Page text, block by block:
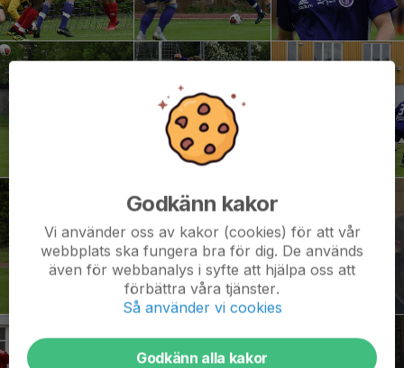
Godkänn kakor
Vi använder oss av kakor (cookies) för att vår
webbplats ska fungera bra för dig. De används
även för webbanalys i syfte att hjälpa oss att
förbättra våra tjänster.
Så använder vi cookies
Godkänn alla kakor